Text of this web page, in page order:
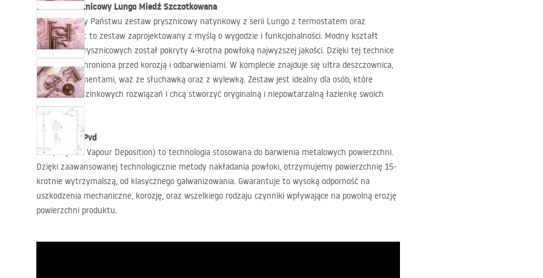
Zestaw Prysznicowy Lungo Miedź Szczotkowana
Prezentujemy Państwu zestaw prysznicowy natynkowy z serii Lungo z termostatem oraz
wylewką. Jest to zestaw zaprojektowany z myślą o wygodzie i funkcjonalności. Modny kształt
elementów prysznicowych został pokryty 4-krotna powłoką najwyższej jakości. Dzięki tej technice
bateria jest chroniona przed korozją i odbarwieniami. W komplecie znajduje się ultra deszczownica,
bateria z elementami, waż ze słuchawką oraz z wylewką. Zestaw jest idealny dla osób, które
szukają nietuzinkowych rozwiązań i chcą stworzyć oryginalną i niepowtarzalną łazienkę swoich
marzeń.
Technologia Pvd
Pvd (Physical Vapour Deposition) to technologia stosowana do barwienia metalowych powierzchni.
Dzięki zaawansowanej technologicznie metody nakładania powłoki, otrzymujemy powierzchnię 15-
krotnie wytrzymalszą, od klasycznego galwanizowania. Gwarantuje to wysoką odporność na
uszkodzenia mechaniczne, korozję, oraz wszelkiego rodzaju czynniki wpływające na powolną erozję
powierzchni produktu.